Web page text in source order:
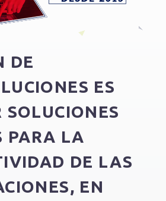
DE
ES
SOLUCIONES
PARA LA
DE LAS
EN